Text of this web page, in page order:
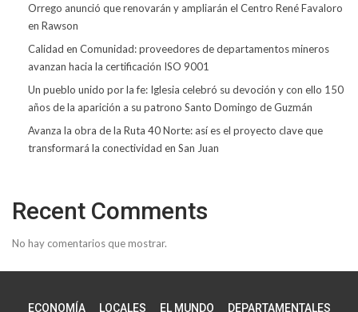
Orrego anunció que renovarán y ampliarán el Centro René Favaloro
en Rawson
Calidad en Comunidad: proveedores de departamentos mineros
avanzan hacia la certificación ISO 9001
Un pueblo unido por la fe: Iglesia celebró su devoción y con ello 150
años de la aparición a su patrono Santo Domingo de Guzmán
Avanza la obra de la Ruta 40 Norte: así es el proyecto clave que
transformará la conectividad en San Juan
Recent Comments
No hay comentarios que mostrar.
ECONOMÍA LOCALES EL MUNDO DEPARTAMENTALES